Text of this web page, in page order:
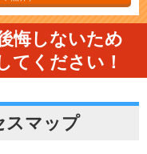
悔しないため
てください！
スマップ